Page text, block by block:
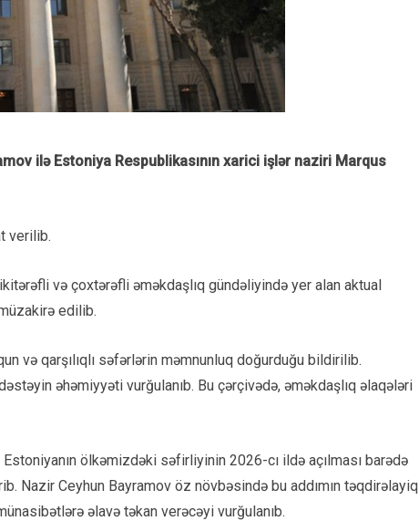
ilə Estoniya Respublikasının xarici işlər naziri Marqus
verilib.
və çoxtərəfli əməkdaşlıq gündəliyində yer alan aktual
edilib.
və qarşılıqlı səfərlərin məmnunluq doğurduğu bildirilib.
əhəmiyyəti vurğulanıb. Bu çərçivədə, əməkdaşlıq əlaqələri
Estoniyanın ölkəmizdəki səfirliyinin 2026-cı ildə açılması barədə
Nazir Ceyhun Bayramov öz növbəsində bu addımın təqdirəlayiq
əlavə təkan verəcəyi vurğulanıb.